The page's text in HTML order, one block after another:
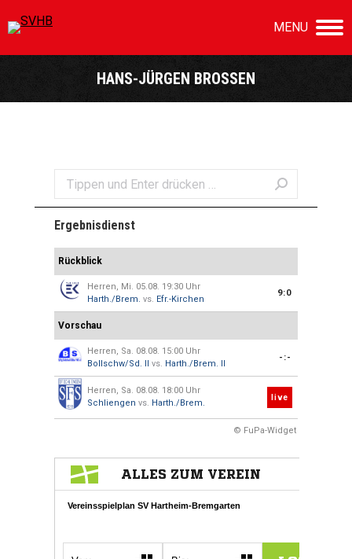
MENU
HANS-JÜRGEN BROSSEN
Sie befinden sich hier:
Search:
Ergebnisdienst
Rückblick
Herren, Mi. 05.08. 19:30 Uhr
Harth./Brem. vs. Efr.-Kirchen
9:0
Vorschau
Herren, Sa. 08.08. 15:00 Uhr
Bollschw/Sd. II vs. Harth./Brem. II
-:-
Herren, Sa. 08.08. 18:00 Uhr
Schliengen vs. Harth./Brem.
live
© FuPa-Widget